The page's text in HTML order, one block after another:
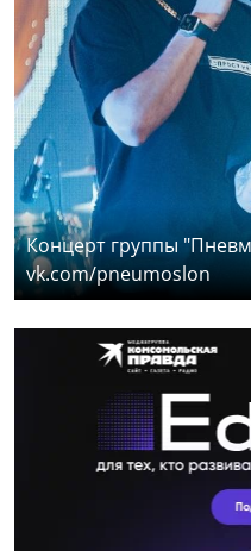
Концерт группы
vk.com/pneumoslon